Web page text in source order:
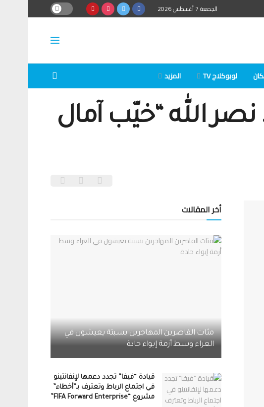
الجمعة 7 أغسطس 2026
لوبوكلاج TV المزيد
الله “خيّب آمال
أخر المقالات
مئات القاصرين المهاجرين بسبتة يعيشون في
العراء وسط أزمة إيواء حادة
قيادة “فيفا” تجدد دعمها لإنفانتينو
في اجتماع الرباط وتعترف بـ”أخطاء”
مشروع “FIFA Forward Enterprise”